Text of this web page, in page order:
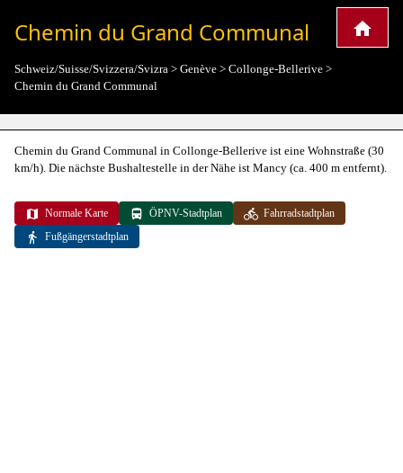
Chemin du Grand Communal
Schweiz/Suisse/Svizzera/Svizra > Genève > Collonge-Bellerive >
Chemin du Grand Communal
Chemin du Grand Communal in Collonge-Bellerive ist eine Wohnstraße (30
km/h). Die nächste Bushaltestelle in der Nähe ist Mancy (ca. 400 m entfernt).
Normale Karte ÖPNV-Stadtplan
Fahrradstadtplan
Fußgängerstadtplan